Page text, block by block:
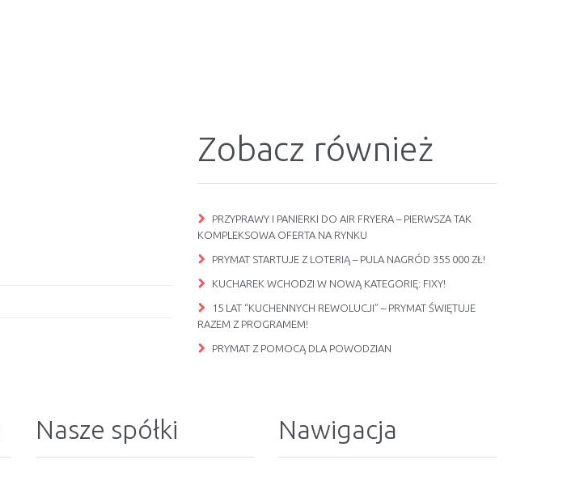
Zobacz również
PRZYPRAWY I PANIERKI DO AIR FRYERA – PIERWSZA TAK
KOMPLEKSOWA OFERTA NA RYNKU
PRYMAT STARTUJE Z LOTERIĄ – PULA NAGRÓD 355 000 ZŁ!
KUCHAREK WCHODZI W NOWĄ KATEGORIĘ: FIXY!
15 LAT “KUCHENNYCH REWOLUCJI” – PRYMAT ŚWIĘTUJE
RAZEM Z PROGRAMEM!
PRYMAT Z POMOCĄ DLA POWODZIAN
Nasze spółki Nawigacja